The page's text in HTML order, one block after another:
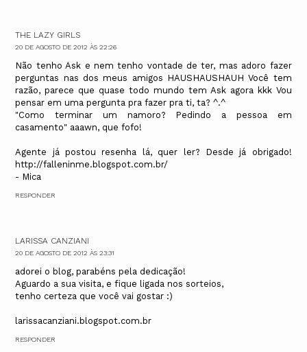
THE LAZY GIRLS
20 DE AGOSTO DE 2012 ÀS 22:26
Não tenho Ask e nem tenho vontade de ter, mas adoro fazer
perguntas nas dos meus amigos HAUSHAUSHAUH Você tem
razão, parece que quase todo mundo tem Ask agora kkk Vou
pensar em uma pergunta pra fazer pra ti, ta? ^.^
"Como terminar um namoro? Pedindo a pessoa em
casamento" aaawn, que fofo!
Agente já postou resenha lá, quer ler? Desde já obrigado!
http://falleninme.blogspot.com.br/
- Mica
RESPONDER
LARISSA CANZIANI
20 DE AGOSTO DE 2012 ÀS 23:31
adorei o blog, parabéns pela dedicação!
Aguardo a sua visita, e fique ligada nos sorteios,
tenho certeza que você vai gostar :)
larissacanziani.blogspot.com.br
RESPONDER